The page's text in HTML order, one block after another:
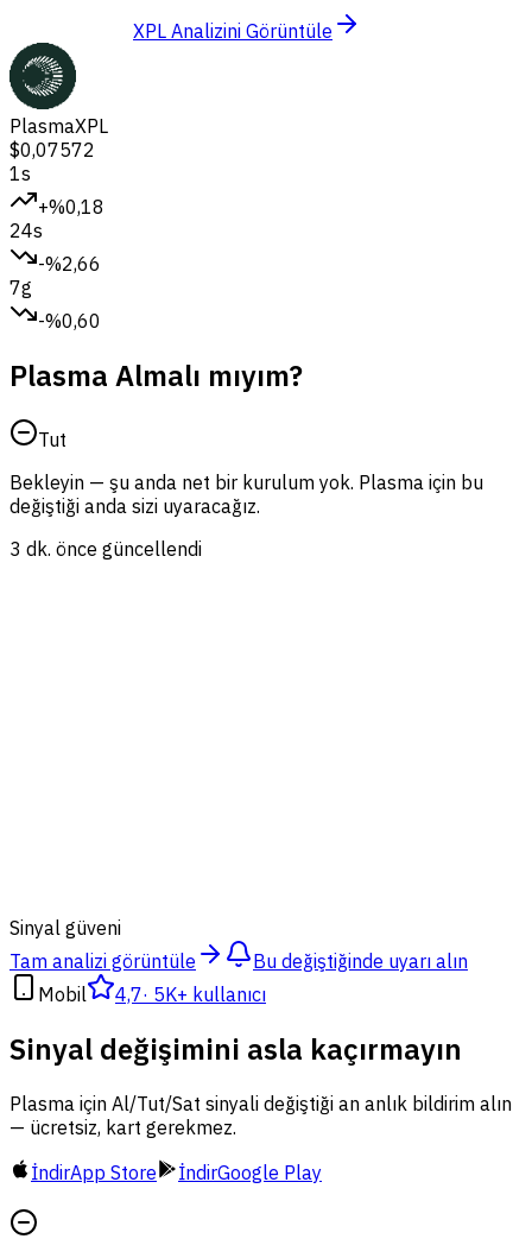
XPL Analizini Görüntüle
PlasmaXPL
$0,07572
1s
+%0,18
24s
-%2,66
7g
-%0,60
Plasma Almalı mıyım?
Tut
Bekleyin — şu anda net bir kurulum yok. Plasma için bu
değiştiği anda sizi uyaracağız.
3 dk. önce güncellendi
Sinyal güveni
Tam analizi görüntüle
Bu değiştiğinde uyarı alın
Mobil
4,7· 5K+ kullanıcı
Sinyal değişimini asla kaçırmayın
Plasma için Al/Tut/Sat sinyali değiştiği an anlık bildirim alın
— ücretsiz, kart gerekmez.
İndirApp Store İndirGoogle Play